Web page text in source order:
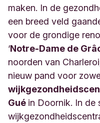
maken. In de
een breed veld
voor de grondige
‘Notre-Dame de
noorden van
nieuw pand voor
Gué in Doornik. In de